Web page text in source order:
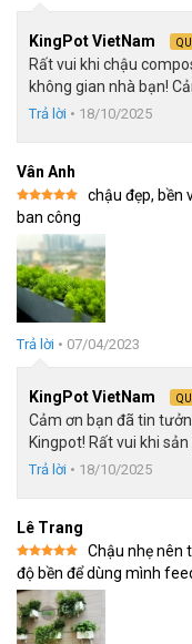
Không những thế,
rất nhẹ. Bạn có thể
nhà một cách dễ
Việc này giúp cho
chi phí làm đẹp.
Những Ưu Điểm Nổi
Kingpot
KingPot VietNam
Rất vui khi chậu
không gian nhà bạn!
Trả lời • 18/10/2025
Vân Anh
Được xếp
hạng55
chậu đẹp, bền
ban công
Trả lời • 07/04/2023
KingPot VietNam
Cảm ơn bạn đã tin
Kingpot! Rất vui khi
Trả lời • 18/10/2025
Lê Trang
Được xếp
hạng55
sao
Chậu nhẹ nên
độ bền để dùng mình